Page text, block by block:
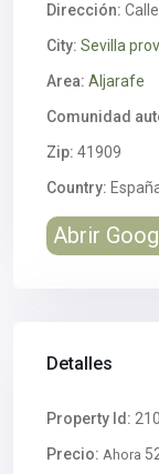
Dirección:
City: Sevilla
Area: Aljarafe
Comunidad
Zip: 41909
Country:
Abrir
Detalles
Property Id:
Precio: Ahora